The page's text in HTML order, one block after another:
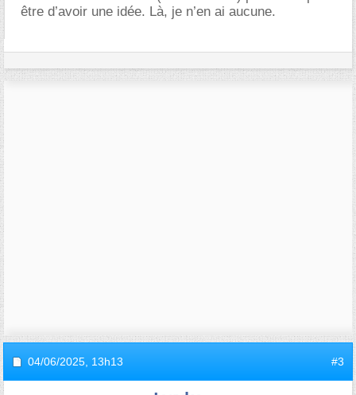
être d’avoir une idée. Là, je n’en ai aucune.
04/06/2025, 13h13 #3